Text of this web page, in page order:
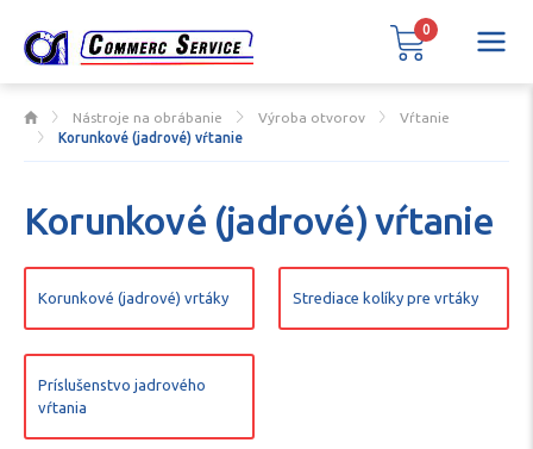
Nástroje na obrábanie Výroba otvorov
Vŕtanie
Korunkové (jadrové) vŕtanie
Korunkové (jadrové) vŕtanie
Korunkové (jadrové) vrtáky Strediace kolíky pre vrtáky
Príslušenstvo jadrového
vŕtania
0